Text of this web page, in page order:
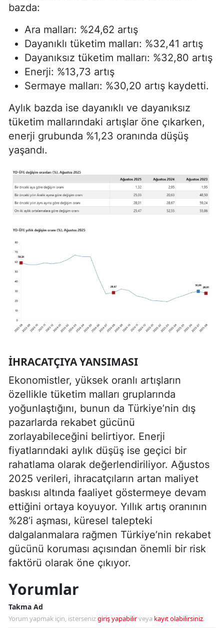
bazda:
Ara malları: %24,62 artış
Dayanıklı tüketim malları: %32,41 artış
Dayanıksız tüketim malları: %32,80 artış
Enerji: %13,73 artış
Sermaye malları: %30,20 artış kaydetti.
Aylık bazda ise dayanıklı ve dayanıksız
tüketim mallarındaki artışlar öne çıkarken,
enerji grubunda %1,23 oranında düşüş
yaşandı.
İHRACATÇIYA YANSIMASI
Ekonomistler, yüksek oranlı artışların
özellikle tüketim malları gruplarında
yoğunlaştığını, bunun da Türkiye’nin dış
pazarlarda rekabet gücünü
zorlayabileceğini belirtiyor. Enerji
fiyatlarındaki aylık düşüş ise geçici bir
rahatlama olarak değerlendiriliyor. Ağustos
2025 verileri, ihracatçıların artan maliyet
baskısı altında faaliyet göstermeye devam
ettiğini ortaya koyuyor. Yıllık artış oranının
%28’i aşması, küresel talepteki
dalgalanmalara rağmen Türkiye’nin rekabet
gücünü koruması açısından önemli bir risk
faktörü olarak öne çıkıyor.
Yorumlar
Takma Ad
Yorum yapmak için, istersenizgiriş yapabilirveya kayıt olabilirsiniz.